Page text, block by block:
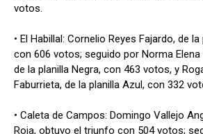
votos.
• El Habillal: Cornelio Reyes Fajardo, de
con 606 votos; seguido por Norma Elena
de la planilla Negra, con 463 votos, y
Faburrieta, de la planilla Azul, con 332
• Caleta de Campos: Domingo Vallejo
Roja, obtuvo el triunfo con 504 votos;